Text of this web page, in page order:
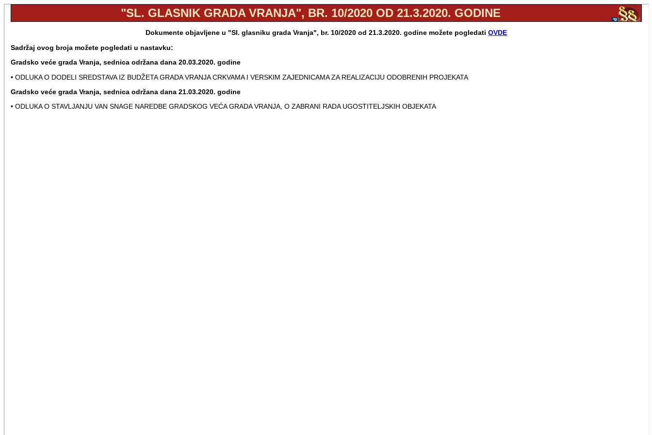
"SL. GLASNIK GRADA VRANJA", BR. 10/2020 OD 21.3.2020. GODINE
Dokumente objavljene u "Sl. glasniku grada Vranja", br. 10/2020 od 21.3.2020. godine možete pogledatiOVDE
Sadržaj ovog broja možete pogledati u nastavku:
Gradsko veće grada Vranja, sednica održana dana 20.03.2020. godine
• ODLUKA O DODELI SREDSTAVA IZ BUDŽETA GRADA VRANJA CRKVAMA I VERSKIM ZAJEDNICAMA ZA REALIZACIJU ODOBRENIH PROJEKATA
Gradsko veće grada Vranja, sednica održana dana 21.03.2020. godine
• ODLUKA O STAVLJANJU VAN SNAGE NAREDBE GRADSKOG VEĆA GRADA VRANJA, O ZABRANI RADA UGOSTITELJSKIH OBJEKATA